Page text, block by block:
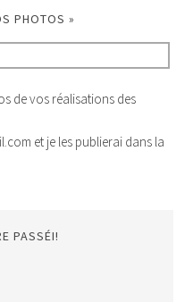
PHOTOS »
de vos réalisations des
et je les publierai dans la
PASSÉI!